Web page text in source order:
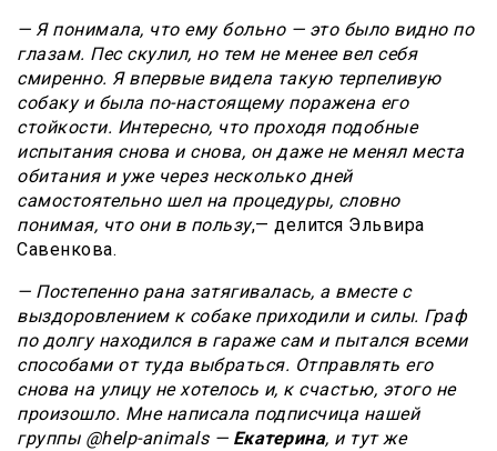
— Я понимала, что ему больно — это было видно по
глазам. Пес скулил, но тем не менее вел себя
смиренно. Я впервые видела такую терпеливую
собаку и была по-настоящему поражена его
стойкости. Интересно, что проходя подобные
испытания снова и снова, он даже не менял места
обитания и уже через несколько дней
самостоятельно шел на процедуры, словно
понимая, что они в пользу,— делится Эльвира
Савенкова.
— Постепенно рана затягивалась, а вместе с
выздоровлением к собаке приходили и силы. Граф
по долгу находился в гараже сам и пытался всеми
способами от туда выбраться. Отправлять его
снова на улицу не хотелось и, к счастью, этого не
произошло. Мне написала подписчица нашей
группы @help-animals — Екатерина, и тут же